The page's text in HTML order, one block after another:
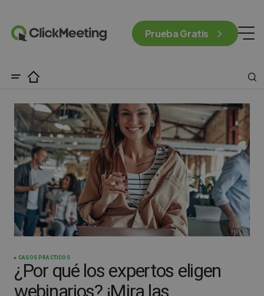
Prueba Gratis
CASOS PRÁCTICOS
¿Por qué los expertos eligen
webinarios? ¡Mira las